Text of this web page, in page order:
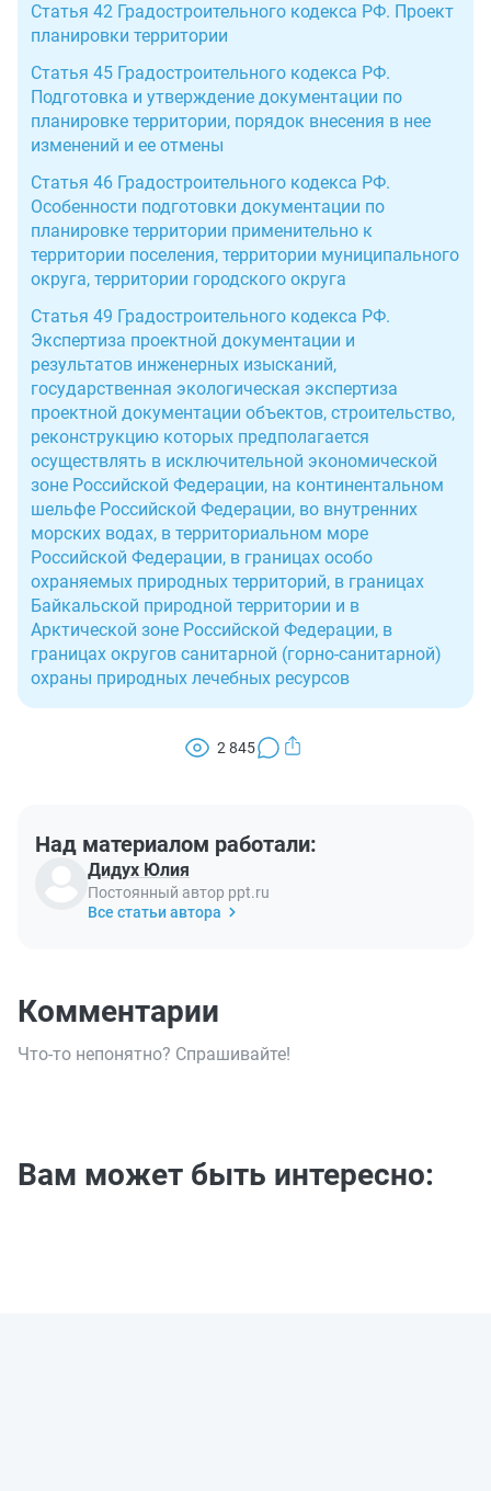
Статья 42 Градостроительного кодекса РФ. Проект
планировки территории
Статья 45 Градостроительного кодекса РФ.
Подготовка и утверждение документации по
планировке территории, порядок внесения в нее
изменений и ее отмены
Статья 46 Градостроительного кодекса РФ.
Особенности подготовки документации по
планировке территории применительно к
территории поселения, территории муниципального
округа, территории городского округа
Статья 49 Градостроительного кодекса РФ.
Экспертиза проектной документации и
результатов инженерных изысканий,
государственная экологическая экспертиза
проектной документации объектов, строительство,
реконструкцию которых предполагается
осуществлять в исключительной экономической
зоне Российской Федерации, на континентальном
шельфе Российской Федерации, во внутренних
морских водах, в территориальном море
Российской Федерации, в границах особо
охраняемых природных территорий, в границах
Байкальской природной территории и в
Арктической зоне Российской Федерации, в
границах округов санитарной (горно-санитарной)
охраны природных лечебных ресурсов
2 845
Над материалом работали:
Дидух Юлия
Постоянный автор ppt.ru
Все статьи автора
Комментарии
Что-то непонятно? Спрашивайте!
Вам может быть интересно: